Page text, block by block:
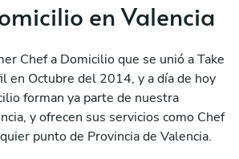
en Valencia
Chef a Domicilio que se unió a Take
en Octubre del 2014, y a día de hoy
forman ya parte de nuestra
y ofrecen sus servicios como Chef
punto de Provincia de Valencia.